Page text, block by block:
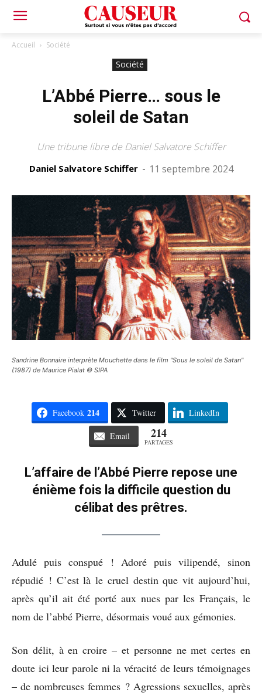
Accueil Société
Société
L’Abbé Pierre… sous le
soleil de Satan
Une tribune libre de Daniel Salvatore Schiffer
Daniel Salvatore Schiffer - 11 septembre 2024
Sandrine Bonnaire interprète Mouchette dans le film "Sous le soleil de Satan"
(1987) de Maurice Pialat © SIPA
Facebook 214 Twitter LinkedIn
Email 214
PARTAGES
L’affaire de l’Abbé Pierre repose une
énième fois la difficile question du
célibat des prêtres.
Adulé puis conspué ! Adoré puis vilipendé, sinon
répudié ! C’est là le cruel destin que vit aujourd’hui,
après qu’il ait été porté aux nues par les Français, le
nom de l’abbé Pierre, désormais voué aux gémonies.
Son délit, à en croire – et personne ne met certes en
doute ici leur parole ni la véracité de leurs témoignages
– de nombreuses femmes ? Agressions sexuelles, après